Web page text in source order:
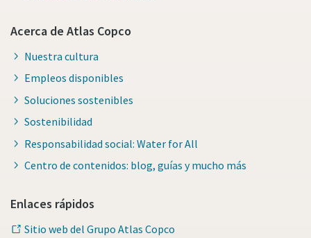
Acerca de Atlas Copco
Nuestra cultura
Empleos disponibles
Soluciones sostenibles
Sostenibilidad
Responsabilidad social: Water for All
Centro de contenidos: blog, guías y mucho más
Enlaces rápidos
Sitio web del Grupo Atlas Copco